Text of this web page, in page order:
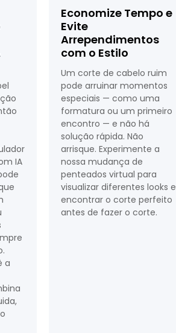
IA
a
Economize Tempo e
Evite
Arrependimentos
com o Estilo
Um corte de cabelo ruim
pode arruinar momentos
especiais — como uma
formatura ou um primeiro
encontro — e não há
solução rápida. Não
arrisque. Experimente a
nossa mudança de
penteados virtual para
visualizar diferentes looks e
encontrar o corte perfeito
antes de fazer o corte.